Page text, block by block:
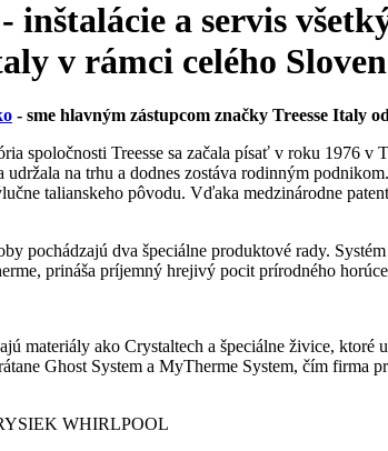
inštalácie a servis
v rámci celého
- sme hlavným zástupcom značky Treesse Italy
spoločnosti Treesse sa začala písať v roku 1976
udržala na trhu a dodnes zostáva rodinným
talianskeho pôvodu. Vďaka medzinárodne
pochádzajú dva špeciálne produktové rady.
prináša príjemný hrejivý pocit prírodného
materiály ako Crystaltech a špeciálne živice,
Ghost System a MyTherme System, čím firma
WHIRLPOOL